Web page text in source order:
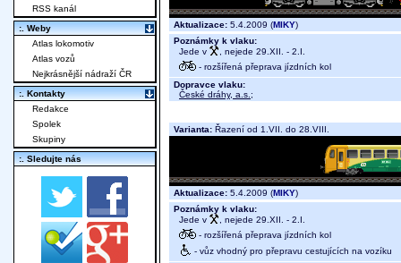
Aktualizace: 5.4.2009 (MIKY)
Poznámky k vlaku:
Jede v
, nejede 29.XII. - 2.I.
- rozšířená přeprava jízdních kol
Dopravce vlaku:
České dráhy, a.s. ;
Varianta: Řazení od 1.VII. do 28.VIII.
Aktualizace: 5.4.2009 (MIKY)
Poznámky k vlaku:
Jede v
, nejede 29.XII. - 2.I.
- rozšířená přeprava jízdních kol
- vůz vhodný pro přepravu cestujících na vozíku
RSS kanál
:. Weby
Atlas lokomotiv
Atlas vozů
Nejkrásnější nádraží ČR
:. Kontakty
Redakce
Spolek
Skupiny
:. Sledujte nás